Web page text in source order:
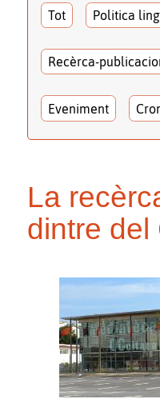
Tot Politica
Recèrca-
Eveniment
La
dintre del